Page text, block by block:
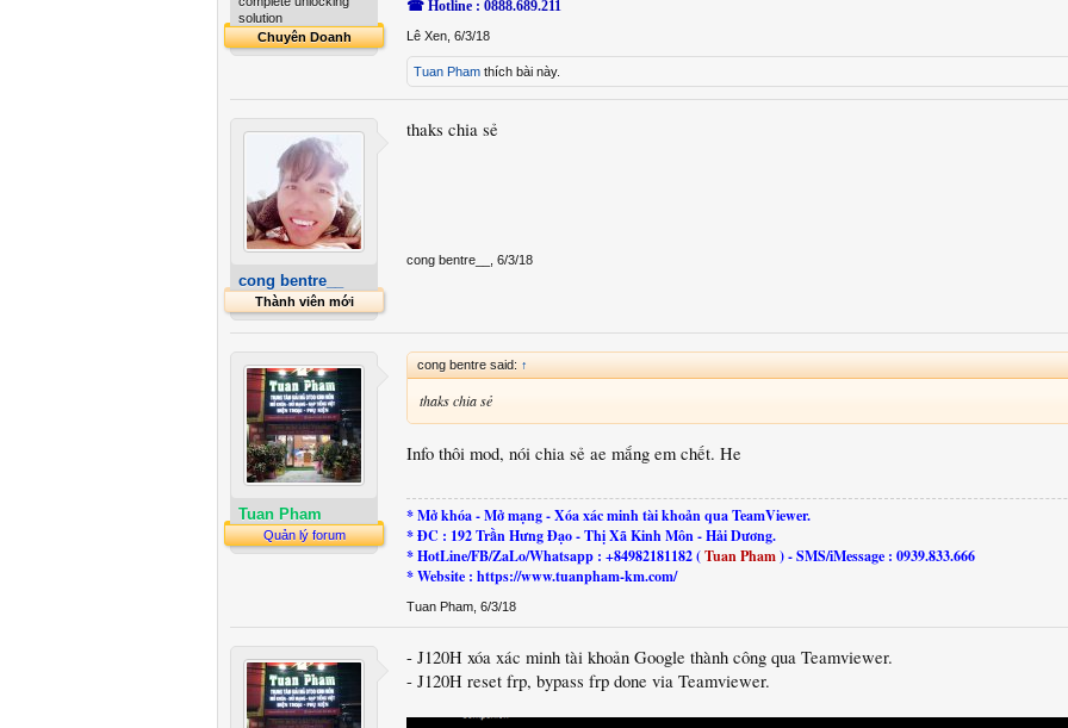
solution
Chuyên Doanh
☎ Hotline : 0888.689.211
Lê Xen 6/3/18
Tuan Pham thích bài này.
cong bentre__
Thành viên mới
thaks chia sẻ
cong bentre__ 6/3/18
Tuan Pham
Quản lý forum
cong bentre said: ↑
thaks chia sẻ
Info thôi mod, nói chia sẻ ae mắng em chết. He
* Mở khóa - Mở mạng - Xóa xác minh tài khoản qua TeamViewer.
* ĐC : 192 Trần Hưng Đạo - Thị Xã Kinh Môn - Hải Dương.
* HotLine/FB/ZaLo/Whatsapp : +84982181182 (Tuan Pham) - SMS/iMessage : 0939.833.666
* Website : https://www.tuanpham-km.com/
Tuan Pham 6/3/18
- J120H xóa xác minh tài khoản Google thành công qua Teamviewer.
- J120H reset frp, bypass frp done via Teamviewer.